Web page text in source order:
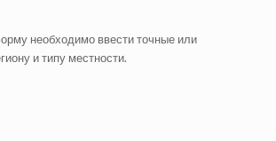
необходимо ввести точные или
и типу местности.